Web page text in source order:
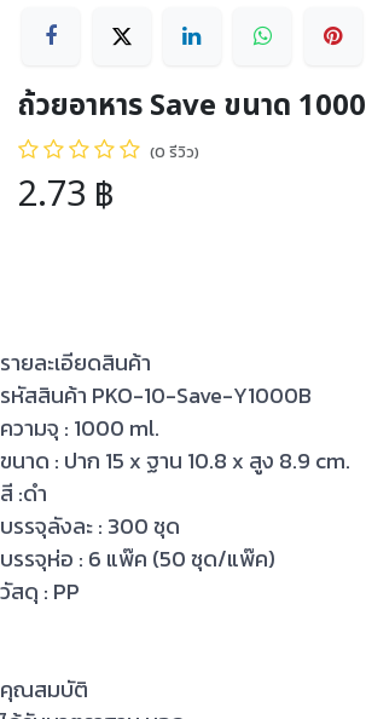
ถ้วยอาหาร Save ขนาด
(0 รีวิว)
2.73 ฿
รายละเอียดสินค้า
รหัสสินค้า PKO-10-Save-Y1000B
ความจุ : 1000 ml.
ขนาด : ปาก 15 x ฐาน 10.8 x สูง 8.9 cm.
สี :ดำ
บรรจุลังละ : 300 ชุด
บรรจุห่อ : 6 แพ๊ค (50 ชุด/แพ๊ค)
วัสดุ : PP
คุณสมบัติ